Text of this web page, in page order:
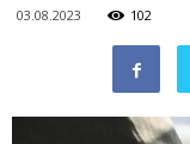
03.08.2023 102